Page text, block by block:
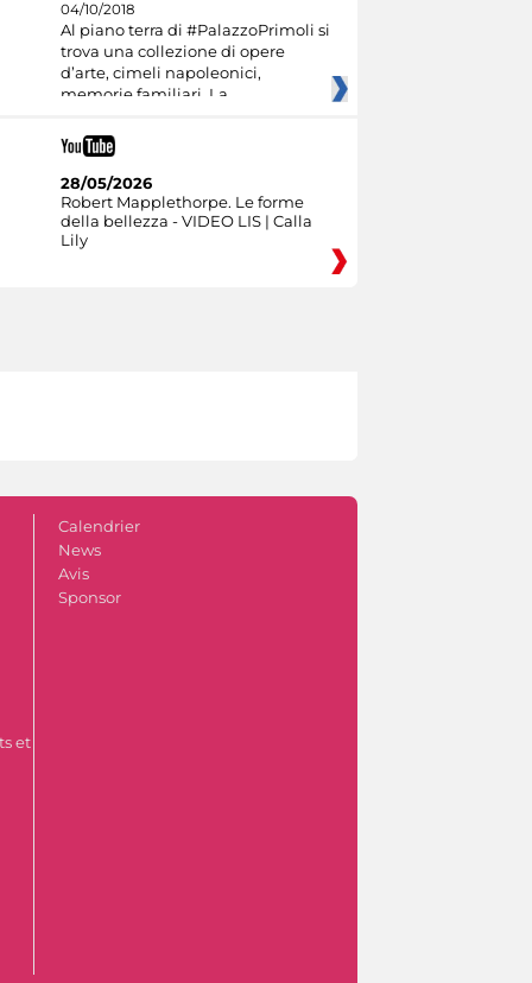
04/10/2018
Al piano terra di #PalazzoPrimoli si
trova una collezione di opere
d’arte, cimeli napoleonici,
memorie familiari. La
28/05/2026
Robert Mapplethorpe. Le forme
della bellezza - VIDEO LIS | Calla
Lily
et
Calendrier
News
Avis
Sponsor